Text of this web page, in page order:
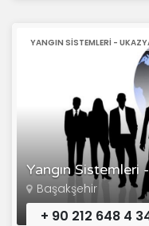
Yangın Sistemleri
YANGIN SISTEMLERI -
Başakşehir
+ 90 212 648 4